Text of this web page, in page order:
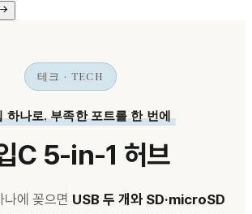
테크 · TECH
하나로, 부족한 포트를 한 번에
C 5-in-1 허브
에 꽂으면 USB 두 개와 SD·microSD